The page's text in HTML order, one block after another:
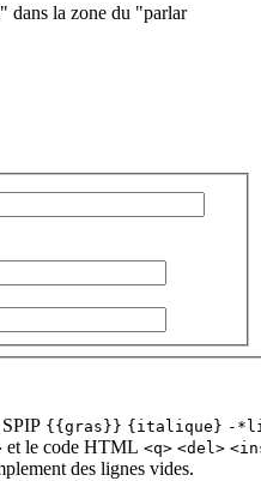
dans la zone du "parlar
{{gras}} {italique} -
et le code HTML <q> <del>
des lignes vides.